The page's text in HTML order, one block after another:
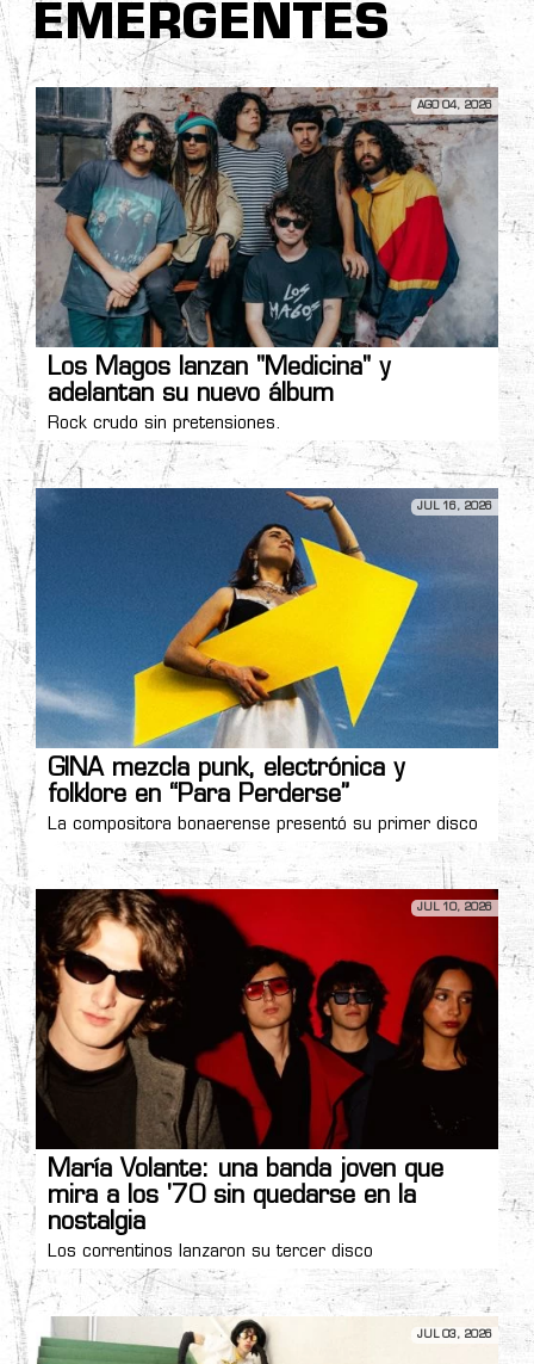
EMERGENTES
AGO 04, 2026
Los Magos lanzan "Medicina" y
adelantan su nuevo álbum
Rock crudo sin pretensiones.
JUL 16, 2026
GINA mezcla punk, electrónica y
folklore en “Para Perderse”
La compositora bonaerense presentó su primer disco
JUL 10, 2026
María Volante: una banda joven que
mira a los '70 sin quedarse en la
nostalgia
Los correntinos lanzaron su tercer disco
JUL 03, 2026